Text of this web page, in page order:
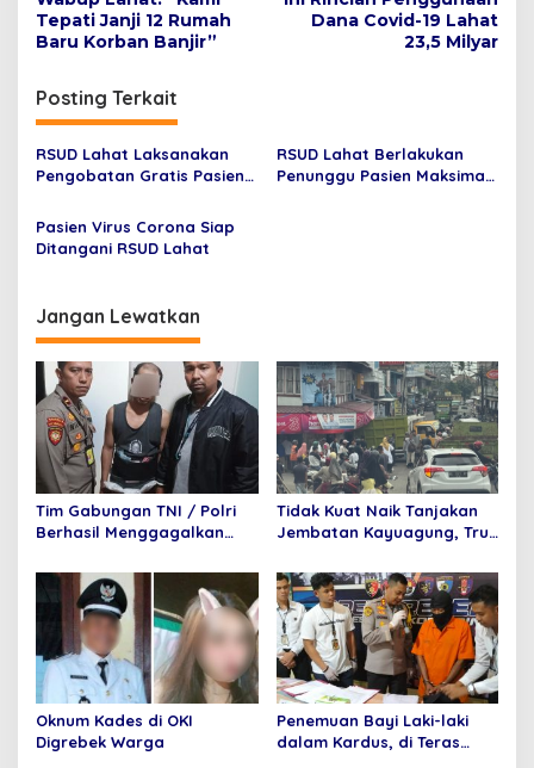
a
v
i
g
a
s
i
p
s
Tepati Janji 12 Rumah
Baru Korban Banjir”
Dana Covid-19 Lahat
23,5 Milyar
Posting Terkait
RSUD Lahat Laksanakan
Pengobatan Gratis Pasien
RSUD Lahat Berlakukan
Penunggu Pasien Maksimal
Pasien Virus Corona Siap
Ditangani RSUD Lahat
Jangan Lewatkan
Tim Gabungan TNI / Polri
Berhasil Menggagalkan
Sabu dan 6 Paket pil
Ekstasi Di Bandara
Internasional Minangkabau
Tidak Kuat Naik Tanjakan
Jembatan Kayuagung, Truk
Purnama
Oknum Kades di OKI
Digrebek Warga
Penemuan Bayi Laki-laki
dalam Kardus, di Teras